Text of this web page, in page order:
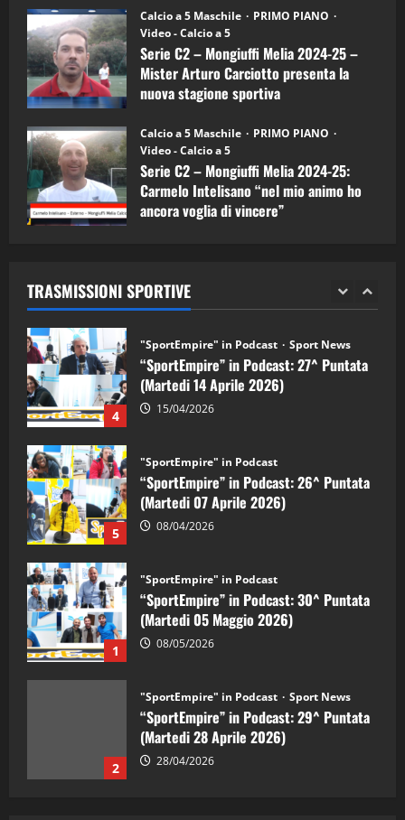
Calcio a 5 Maschile
PRIMO PIANO
Video - Calcio a 5
Serie C2 – Mongiuffi Melia 2024-25 –
Mister Arturo Carciotto presenta la
nuova stagione sportiva
Calcio a 5 Maschile
PRIMO PIANO
Video - Calcio a 5
Serie C2 – Mongiuffi Melia 2024-25:
Carmelo Intelisano “nel mio animo ho
ancora voglia di vincere”
TRASMISSIONI SPORTIVE
1
“SportEmpire” in Podcast: 30^ Puntata
(Martedi 05 Maggio 2026)
08/05/2026
2
“SportEmpire” in Podcast: 29^ Puntata
(Martedi 28 Aprile 2026)
28/04/2026
3 21/04/2026
4
"SportEmpire" in Podcast Sport News
“SportEmpire” in Podcast: 27^ Puntata
(Martedi 14 Aprile 2026)
15/04/2026
5
"SportEmpire" in Podcast
“SportEmpire” in Podcast: 26^ Puntata
(Martedi 07 Aprile 2026)
08/04/2026
1
"SportEmpire" in Podcast
“SportEmpire” in Podcast: 30^ Puntata
(Martedi 05 Maggio 2026)
08/05/2026
2
"SportEmpire" in Podcast Sport News
“SportEmpire” in Podcast: 29^ Puntata
(Martedi 28 Aprile 2026)
28/04/2026